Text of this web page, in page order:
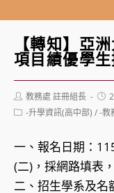
【轉知】亞
項目績優學
Post
author:
教務處 註冊組長
Post
Post-升學資訊(高中部) /-教
一、報名日期：
(二)，採網路填表
二、招生學系及名